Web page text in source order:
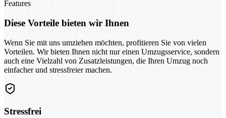
Features
Diese Vorteile bieten wir Ihnen
Wenn Sie mit uns umziehen möchten, profitieren Sie von vielen
Vorteilen. Wir bieten Ihnen nicht nur einen Umzugsservice, sondern
auch eine Vielzahl von Zusatzleistungen, die Ihren Umzug noch
einfacher und stressfreier machen.
Stressfrei